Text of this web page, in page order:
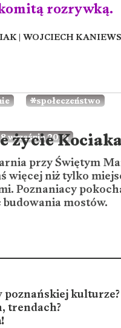
rozrywką.
| WOJCIECH
8 września 2024
społeczeństwo
życie
przy Świętym
więcej niż tylko
Poznaniacy
budowania mostów.
poznańskiej kulturze?
trendach?